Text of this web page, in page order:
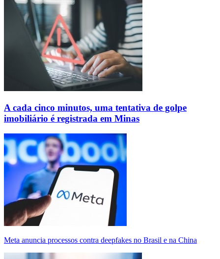
A cada cinco minutos, uma tentativa de golpe
imobiliário é registrada em Minas
Meta anuncia processos contra deepfakes no Brasil e na China